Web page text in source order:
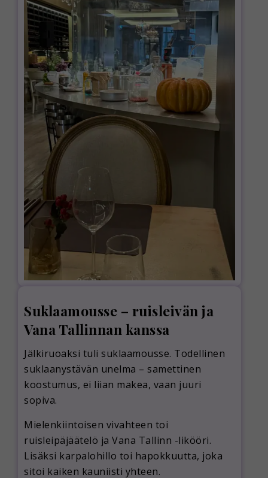
Suklaamousse – ruisleivän ja
Vana Tallinnan kanssa
Jälkiruoaksi tuli suklaamousse. Todellinen
suklaanystävän unelma – samettinen
koostumus, ei liian makea, vaan juuri
sopiva.
Mielenkiintoisen vivahteen toi
ruisleipäjäätelö ja Vana Tallinn -likööri.
Lisäksi karpalohillo toi hapokkuutta, joka
sitoi kaiken kauniisti yhteen.